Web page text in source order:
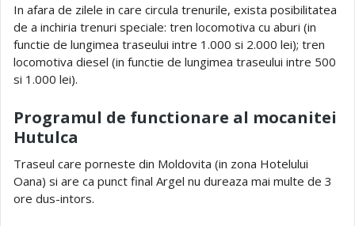
In afara de zilele in care circula trenurile, exista posibilitatea
de a inchiria trenuri speciale: tren locomotiva cu aburi (in
functie de lungimea traseului intre 1.000 si 2.000 lei); tren
locomotiva diesel (in functie de lungimea traseului intre 500
si 1.000 lei).
Programul de functionare al mocanitei
Hutulca
Traseul care porneste din Moldovita (in zona Hotelului
Oana) si are ca punct final Argel nu dureaza mai multe de 3
ore dus-intors.